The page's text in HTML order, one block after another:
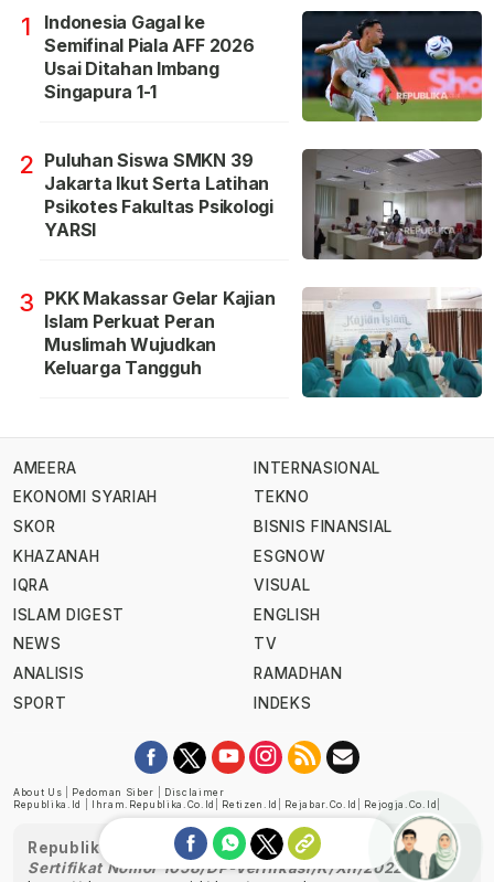
1
Indonesia Gagal ke
Semifinal Piala AFF 2026
Usai Ditahan Imbang
Singapura 1-1
2 Puluhan Siswa SMKN 39
Jakarta Ikut Serta Latihan
Psikotes Fakultas Psikologi
YARSI
3 PKK Makassar Gelar Kajian
Islam Perkuat Peran
Muslimah Wujudkan
Keluarga Tangguh
AMEERA
EKONOMI SYARIAH
SKOR
KHAZANAH
IQRA
ISLAM DIGEST
NEWS
ANALISIS
SPORT
INTERNASIONAL
TEKNO
BISNIS FINANSIAL
ESGNOW
VISUAL
ENGLISH
TV
RAMADHAN
INDEKS
About Us Pedoman Siber
Disclaimer
Republika.id
Ihram.republika.co.id Retizen.id Rejabar.co.id Rejogja.co.id
Republika telah diverifikasi oleh Dewan Pers
Sertifikat Nomor 1058/DP-Verifikasi/K/XII/2022